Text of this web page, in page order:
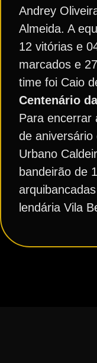
Andrey
Almeida. A
12 vitórias e
marcados e
time foi Caio
Centenário
Para encerrar
de aniversário
Urbano
bandeirão de
lendária Vila